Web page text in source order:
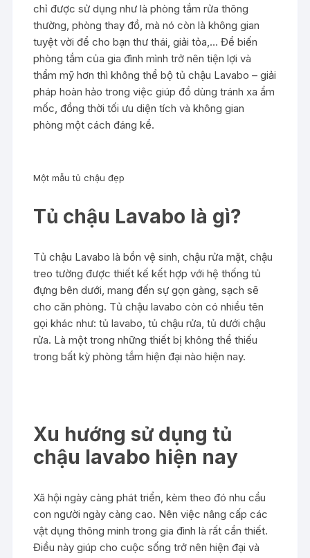
chỉ được sử dụng như là phòng tắm rửa thông
thường, phòng thay đồ, mà nó còn là không gian
tuyệt vời để cho bạn thư thái, giải tỏa,… Để biến
phòng tắm của gia đình mình trở nên tiện lợi và
thẩm mỹ hơn thì không thể bộ tủ chậu Lavabo – giải
pháp hoàn hảo trong việc giúp đồ dùng tránh xa ẩm
mốc, đồng thời tối ưu diện tích và không gian
phòng một cách đáng kể.
Một mẫu tủ chậu đẹp
Tủ chậu Lavabo là gì?
Tủ chậu Lavabo là bồn vệ sinh, chậu rửa mặt, chậu
treo tường được thiết kế kết hợp với hệ thống tủ
đựng bên dưới, mang đến sự gọn gàng, sạch sẽ
cho căn phòng. Tủ chậu lavabo còn có nhiều tên
gọi khác như: tủ lavabo, tủ chậu rửa, tủ dưới chậu
rửa. Là một trong những thiết bị không thể thiếu
trong bất kỳ phòng tắm hiện đại nào hiện nay.
Xu hướng sử dụng tủ
chậu lavabo hiện nay
Xã hội ngày càng phát triển, kèm theo đó nhu cầu
con người ngày càng cao. Nên việc nâng cấp các
vật dụng thông minh trong gia đình là rất cần thiết.
Điều này giúp cho cuộc sống trở nên hiện đại và